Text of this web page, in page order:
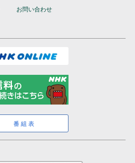
お問い合わせ
番組表